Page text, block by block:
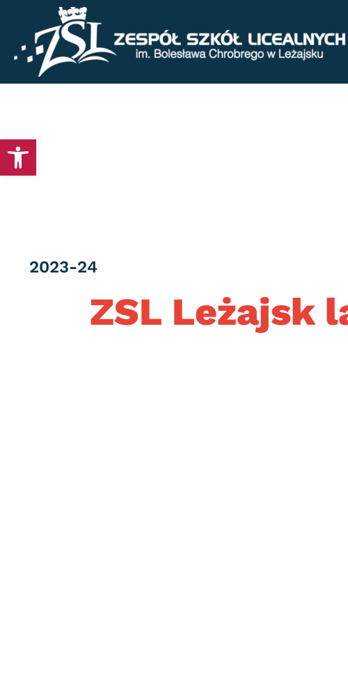
Otwórz pasek narzędzi
ZSL Leżajsk
Category
2023-24